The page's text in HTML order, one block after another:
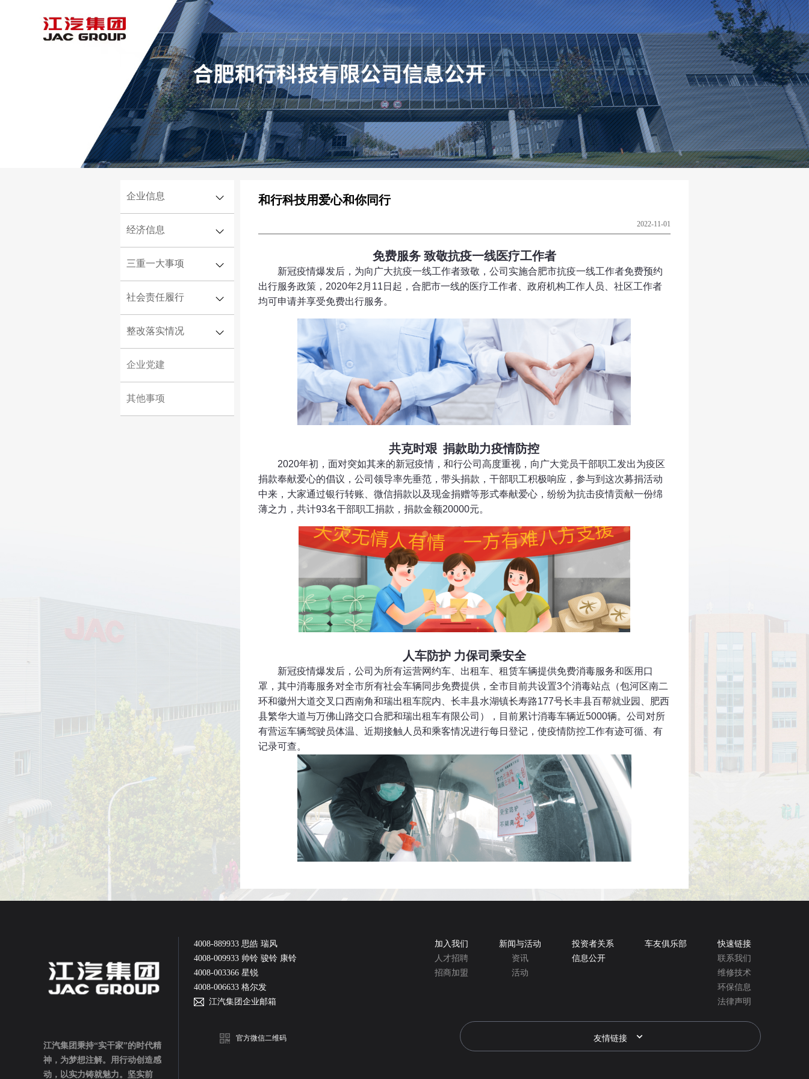
企业信息
企业简介
机构领导
经济信息
经营情况
国有资产保值增值
财务状况
企业年度报告
三重一大事项
重大决策
重大人事任免
重大项目安排
大额资金运作
社会责任履行
社会责任报告
社会公益
帮扶乡村振兴
整改落实情况
监督渠道
监督渠道及结果反馈
企业党建
其他事项
和行科技用爱心和你同行
2022-11-01
免费服务 致敬抗疫一线医疗工作者
新冠疫情爆发后，为向广大抗疫一线工作者致敬，公司实施合肥市抗疫一线工作者免费预约
出行服务政策，2020年2月11日起，合肥市一线的医疗工作者、政府机构工作人员、社区工作者
均可申请并享受免费出行服务。
共克时艰 捐款助力疫情防控
2020年初，面对突如其来的新冠疫情，和行公司高度重视，向广大党员干部职工发出为疫区
捐款奉献爱心的倡议，公司领导率先垂范，带头捐款，干部职工积极响应，参与到这次募捐活动
中来，大家通过银行转账、微信捐款以及现金捐赠等形式奉献爱心，纷纷为抗击疫情贡献一份绵
薄之力，共计93名干部职工捐款，捐款金额20000元。
人车防护 力保司乘安全
新冠疫情爆发后，公司为所有运营网约车、出租车、租赁车辆提供免费消毒服务和医用口
罩，其中消毒服务对全市所有社会车辆同步免费提供，全市目前共设置3个消毒站点（包河区南二
环和徽州大道交叉口西南角和瑞出租车院内、长丰县水湖镇长寿路177号长丰县百帮就业园、肥西
县繁华大道与万佛山路交口合肥和瑞出租车有限公司），目前累计消毒车辆近5000辆。公司对所
有营运车辆驾驶员体温、近期接触人员和乘客情况进行每日登记，使疫情防控工作有迹可循、有
记录可查。
江汽集团秉持“实干家”的时代精
神，为梦想注解。用行动创造感
动，以实力铸就魅力。坚实前
4008-889933 思皓 瑞风
4008-009933 帅铃 骏铃 康铃
4008-003366 星锐
4008-006633 格尔发
江汽集团企业邮箱
加入我们
人才招聘
招商加盟
新闻与活动
资讯
活动
投资者关系
信息公开
车友俱乐部
快速链接
联系我们
维修技术
环保信息
法律声明
官方微信二维码 友情链接